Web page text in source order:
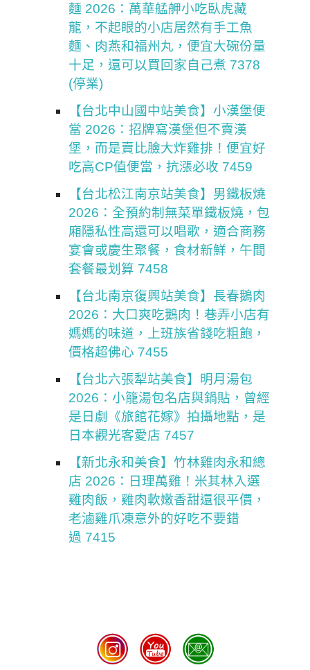
麵 2026：萬華艋舺小吃臥虎藏
龍，不起眼的小店居然有手工魚
麵、肉燕和福州丸，便宜大碗份量
十足，還可以買回家自己煮 7378
(停業)
【台北中山國中站美食】小漢堡便
當 2026：招牌寫漢堡但不賣漢
堡，而是賣比臉大炸雞排！便宜好
吃高CP值便當，抗漲必收 7459
【台北松江南京站美食】男鐵板燒
2026：全預約制無菜單鐵板燒，包
廂隱私性高還可以唱歌，適合商務
宴會或慶生聚餐，食材新鮮，午間
套餐最划算 7458
【台北南京復興站美食】長春鵝肉
2026：大口爽吃鵝肉！巷弄小店有
媽媽的味道，上班族省錢吃粗飽，
價格超佛心 7455
【台北六張犁站美食】明月湯包
2026：小籠湯包名店與鍋貼，曾經
是日劇《旅館花嫁》拍攝地點，是
日本觀光客愛店 7457
【新北永和美食】竹林雞肉永和總
店 2026：日理萬雞！米其林入選
雞肉飯，雞肉軟嫩香甜還很平價，
老滷雞爪凍意外的好吃不要錯
過 7415